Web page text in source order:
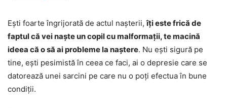
Ești foarte îngrijorată de actul nașterii,îți este frică de
faptul că vei naște un copil cu malformații, te macină
ideea că o să ai probleme la naștere. Nu ești sigură pe
tine, ești pesimistă în ceea ce faci, ai o depresie care se
datorează unei sarcini pe care nu o poți efectua în bune
condiții.